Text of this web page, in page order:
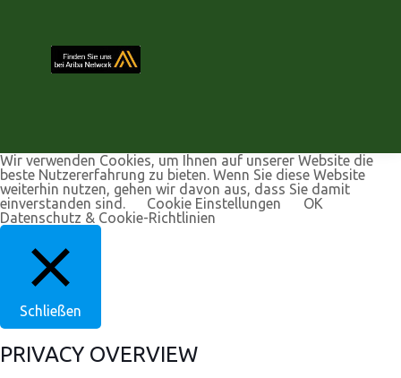
Wir verwenden Cookies, um Ihnen auf unserer Website die
beste Nutzererfahrung zu bieten. Wenn Sie diese Website
weiterhin nutzen, gehen wir davon aus, dass Sie damit
einverstanden sind.
Cookie Einstellungen
OK
Datenschutz & Cookie-Richtlinien
Schließen
PRIVACY OVERVIEW